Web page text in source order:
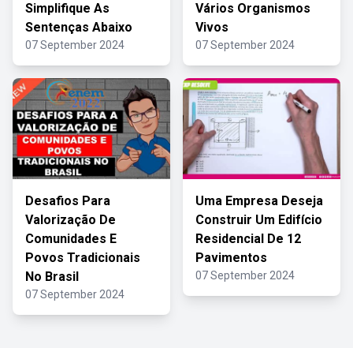
Simplifique As
Sentenças Abaixo
07 September 2024
Vários Organismos
Vivos
07 September 2024
Desafios Para
Valorização De
Comunidades E
Povos Tradicionais
No Brasil
07 September 2024
Uma Empresa Deseja
Construir Um Edifício
Residencial De 12
Pavimentos
07 September 2024